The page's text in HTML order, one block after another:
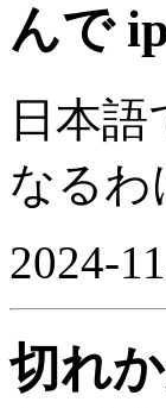
んで
日本
なるわ
2024-
切れ